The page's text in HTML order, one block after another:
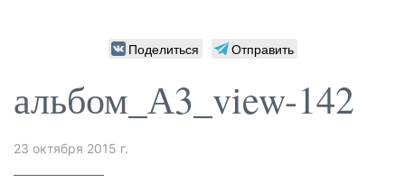
Поделиться Отправить
альбом_А3_view-142
23 октября 2015 г.